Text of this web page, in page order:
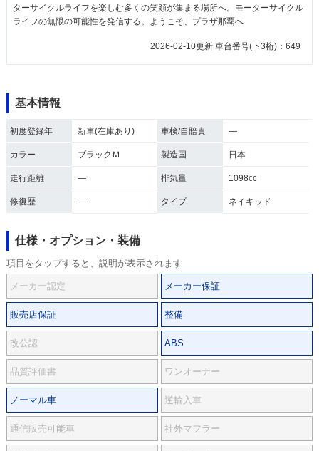
ターサイクルライフを楽しむ多くの笑顔が集まる場所へ。モーターサイクル
ライフの無限の可能性を発信する。ようこそ、プラザ那覇へ
2026-02-10更新 車台番号(下3桁)：649
基本情報
初度登録年 新車(在庫あり) 車検/自賠責 ―
カラー ブラックＭ 製造国 日本
走行距離 ― 排気量 1098cc
修復歴 ― タイプ ネイキッド
仕様・オプション・装備
項目をタップすると、説明が表示されます
メーカー認定 メーカー保証
販売店保証 整備
改公認 ABS
品質評価書 ワンオーナー
ノーマル車 逆輸入車
通信販売可能車 社外マフラー